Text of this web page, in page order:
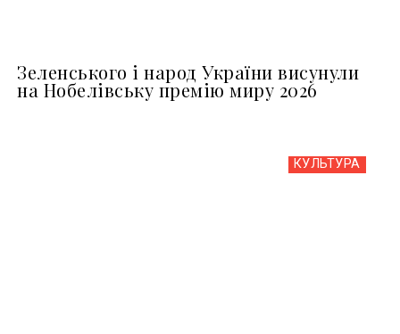
Зеленського і народ України висунули
на Нобелівську премію миру 2026
КУЛЬТУРА